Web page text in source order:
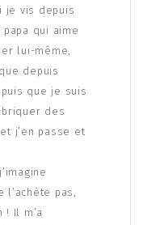
je vis depuis
qui aime
lui-même,
depuis
que je suis
des
j’en passe et
pas,
! Il m’a